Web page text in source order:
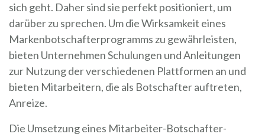
sich geht. Daher sind sie perfekt positioniert, um
darüber zu sprechen. Um die Wirksamkeit eines
Markenbotschafterprogramms zu gewährleisten,
bieten Unternehmen Schulungen und Anleitungen
zur Nutzung der verschiedenen Plattformen an und
bieten Mitarbeitern, die als Botschafter auftreten,
Anreize.
Die Umsetzung eines Mitarbeiter-Botschafter-